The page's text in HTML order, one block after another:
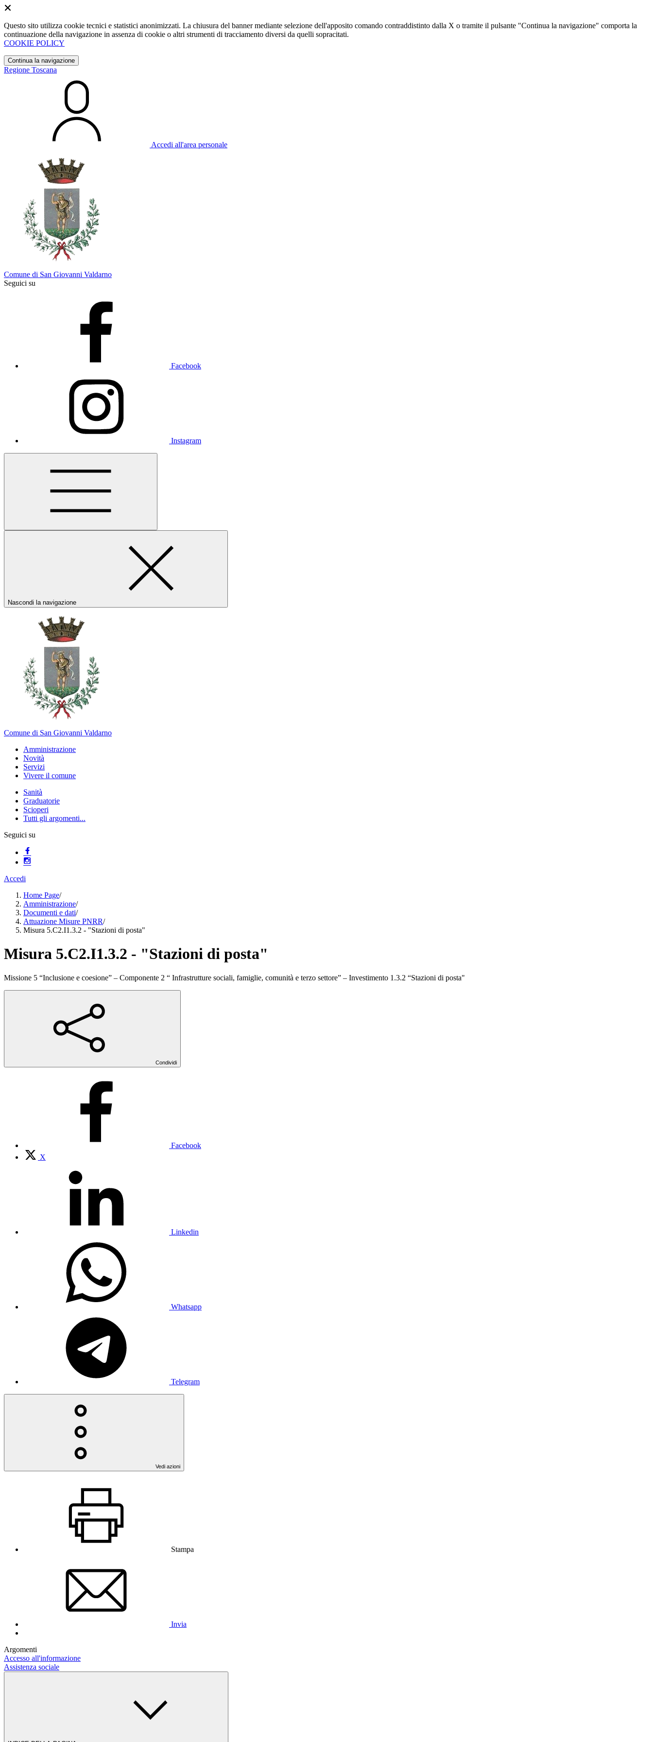
Questo sito utilizza cookie tecnici e statistici anonimizzati. La chiusura del banner mediante selezione dell'apposito comando contraddistinto dalla X o tramite il pulsante "Continua la navigazione" comporta la
continuazione della navigazione in assenza di cookie o altri strumenti di tracciamento diversi da quelli sopracitati.
COOKIE POLICY
Continua la navigazione
Regione Toscana
Accedi all'area personale
Comune di San Giovanni Valdarno
Seguici su
Facebook
Instagram
Nascondi la navigazione
Comune di San Giovanni Valdarno
Amministrazione
Novità
Servizi
Vivere il comune
Sanità
Graduatorie
Scioperi
Tutti gli argomenti...
Seguici su
Accedi
Home Page/
Amministrazione/
Documenti e dati/
Attuazione Misure PNRR/
Misura 5.C2.I1.3.2 - "Stazioni di posta"
Misura 5.C2.I1.3.2 - "Stazioni di posta"
Missione 5 “Inclusione e coesione” – Componente 2 “ Infrastrutture sociali, famiglie, comunità e terzo settore” – Investimento 1.3.2 “Stazioni di posta"
Condividi
Facebook
X
Linkedin
Whatsapp
Telegram
Vedi azioni
Stampa
Invia
Argomenti
Accesso all'informazione
Assistenza sociale